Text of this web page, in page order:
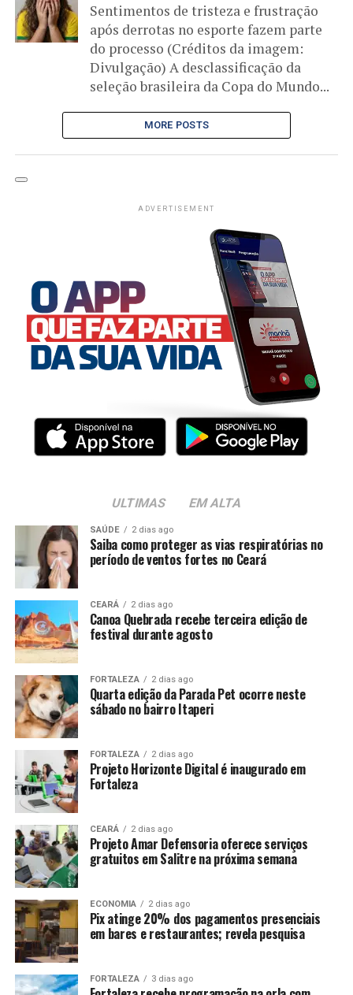
Sentimentos de tristeza e frustração
após derrotas no esporte fazem parte
do processo (Créditos da imagem:
Divulgação) A desclassificação da
seleção brasileira da Copa do Mundo...
MORE POSTS
ADVERTISEMENT
ULTIMAS EM ALTA
SAÚDE 2 dias ago
Saiba como proteger as vias respiratórias no
período de ventos fortes no Ceará
CEARÁ 2 dias ago
Canoa Quebrada recebe terceira edição de
festival durante agosto
FORTALEZA 2 dias ago
Quarta edição da Parada Pet ocorre neste
sábado no bairro Itaperi
FORTALEZA 2 dias ago
Projeto Horizonte Digital é inaugurado em
Fortaleza
CEARÁ 2 dias ago
Projeto Amar Defensoria oferece serviços
gratuitos em Salitre na próxima semana
ECONOMIA 2 dias ago
Pix atinge 20% dos pagamentos presenciais
em bares e restaurantes; revela pesquisa
FORTALEZA 3 dias ago